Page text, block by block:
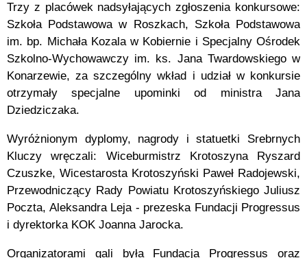
Trzy z placówek nadsyłających zgłoszenia konkursowe:
Szkoła Podstawowa w Roszkach, Szkoła Podstawowa
im. bp. Michała Kozala w Kobiernie i Specjalny Ośrodek
Szkolno-Wychowawczy im. ks. Jana Twardowskiego w
Konarzewie, za szczególny wkład i udział w konkursie
otrzymały specjalne upominki od ministra Jana
Dziedziczaka.
Wyróżnionym dyplomy, nagrody i statuetki Srebrnych
Kluczy wręczali: Wiceburmistrz Krotoszyna Ryszard
Czuszke, Wicestarosta Krotoszyński Paweł Radojewski,
Przewodniczący Rady Powiatu Krotoszyńskiego Juliusz
Poczta, Aleksandra Leja - prezeska Fundacji Progressus
i dyrektorka KOK Joanna Jarocka.
Organizatorami gali była Fundacja Progressus oraz